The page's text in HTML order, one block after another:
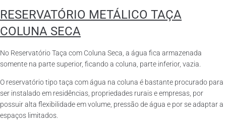
RESERVATÓRIO METÁLICO TAÇA
COLUNA SECA
No Reservatório Taça com Coluna Seca, a água fica armazenada
somente na parte superior, ficando a coluna, parte inferior, vazia.
O reservatório tipo taça com água na coluna é bastante procurado para
ser instalado em residências, propriedades rurais e empresas, por
possuir alta flexibilidade em volume, pressão de água e por se adaptar a
espaços limitados.